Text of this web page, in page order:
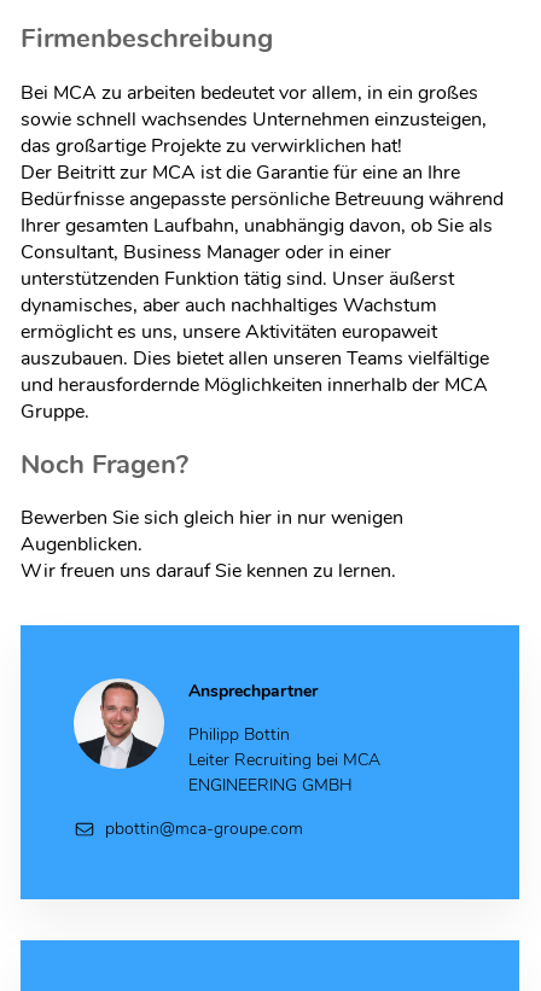
Ansprechpartner
Philipp Bottin
Leiter Recruiting bei MCA
ENGINEERING GMBH
pbottin@mca-groupe.com
Firmenbeschreibung
Bei MCA zu arbeiten bedeutet vor allem, in ein großes
sowie schnell wachsendes Unternehmen einzusteigen,
das großartige Projekte zu verwirklichen hat!
Der Beitritt zur MCA ist die Garantie für eine an Ihre
Bedürfnisse angepasste persönliche Betreuung während
Ihrer gesamten Laufbahn, unabhängig davon, ob Sie als
Consultant, Business Manager oder in einer
unterstützenden Funktion tätig sind. Unser äußerst
dynamisches, aber auch nachhaltiges Wachstum
ermöglicht es uns, unsere Aktivitäten europaweit
auszubauen. Dies bietet allen unseren Teams vielfältige
und herausfordernde Möglichkeiten innerhalb der MCA
Gruppe.
Noch Fragen?
Bewerben Sie sich gleich hier in nur wenigen
Augenblicken.
Wir freuen uns darauf Sie kennen zu lernen.